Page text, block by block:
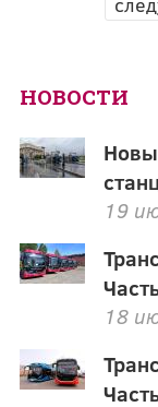
НОВОСТИ
19
18